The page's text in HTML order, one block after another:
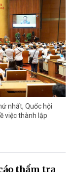
nhất, Quốc hội
việc thành lập
thẩm tra